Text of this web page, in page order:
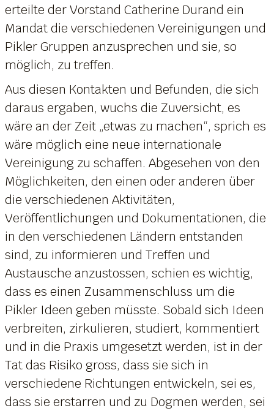
erteilte der Vorstand Catherine Durand ein
Mandat die verschiedenen Vereinigungen und
Pikler Gruppen anzusprechen und sie, so
möglich, zu treffen.
Aus diesen Kontakten und Befunden, die sich
daraus ergaben, wuchs die Zuversicht, es
wäre an der Zeit „etwas zu machen“, sprich es
wäre möglich eine neue internationale
Vereinigung zu schaffen. Abgesehen von den
Möglichkeiten, den einen oder anderen über
die verschiedenen Aktivitäten,
Veröffentlichungen und Dokumentationen, die
in den verschiedenen Ländern entstanden
sind, zu informieren und Treffen und
Austausche anzustossen, schien es wichtig,
dass es einen Zusammenschluss um die
Pikler Ideen geben müsste. Sobald sich Ideen
verbreiten, zirkulieren, studiert, kommentiert
und in die Praxis umgesetzt werden, ist in der
Tat das Risiko gross, dass sie sich in
verschiedene Richtungen entwickeln, sei es,
dass sie erstarren und zu Dogmen werden, sei